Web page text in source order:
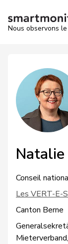
Nous observons
Natalie
Conseil
Les VERT-E-
Canton Berne